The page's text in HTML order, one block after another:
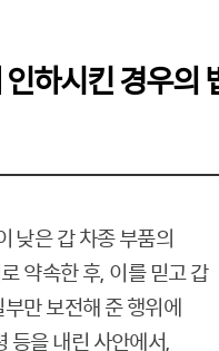
하시킨 경우의
낮은 갑 차종 부품의
약속한 후, 이를 믿고 갑
만 보전해 준 행위에
등을 내린 사안에서,